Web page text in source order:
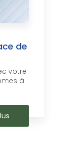
de
votre
à